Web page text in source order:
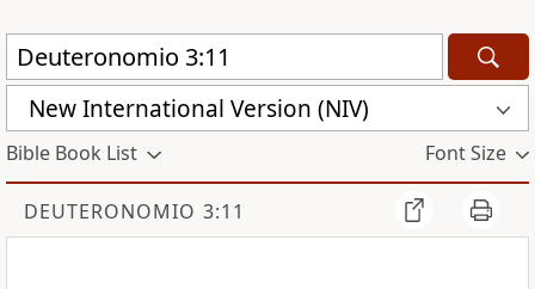
New International Version (NIV)
Bible Book List Font Size
DEUTERONOMIO 3:11